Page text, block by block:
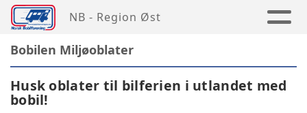
NB - Region Øst
Bobilen Miljøoblater
Husk oblater til bilferien i utlandet med
bobil!